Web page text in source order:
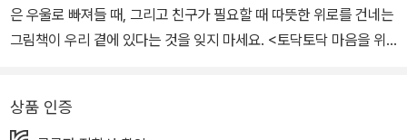
은 우울로 빠져들 때, 그리고 친구가 필요할 때 따뜻한 위로를 건네는
그림책이 우리 곁에 있다는 것을 잊지 마세요. <토닥토닥 마음을 위
관 사서추천도서 ★ 제6회 읽어주기 좋은 책 선정 ￭ 각 권 소개 1. 꽃
상품 인증